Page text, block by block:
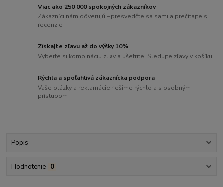
Viac ako 250 000 spokojných zákazníkov
Zákazníci nám dôverujú – presvedčte sa sami a prečítajte si
recenzie
Získajte zľavu až do výšky 10%
Vyberte si kombináciu zliav a ušetrite. Sledujte zľavy v košíku
Rýchla a spoľahlivá zákaznícka podpora
Vaše otázky a reklamácie riešime rýchlo a s osobným
prístupom
Popis
Hodnotenie 0